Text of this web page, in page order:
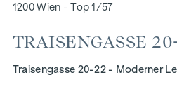
1200 Wien - Top 1/57
TRAISENGASSE
Traisengasse 20-22 - Moderner